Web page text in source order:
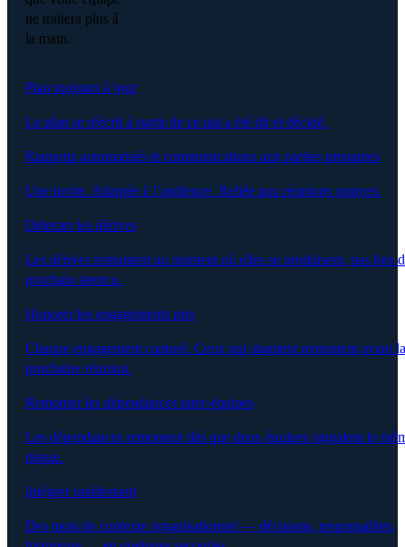
ne traitera plus à
la main.
Plan toujours à jour
Le plan se réécrit à partir de ce qui a été dit et décidé.
Rapports automatisés et communications aux parties prenantes
Une invite. Adaptée à l’audience. Reliée aux réunions sources.
Détecter les dérives
Les dérives remontent au moment où elles se produisent, pas lors
prochain steerco.
Honorer les engagements pris
Chaque engagement capturé. Ceux qui stagnent remontent avant la
prochaine réunion.
Remonter les dépendances inter-équipes
Les dépendances remontent dès que deux équipes signalent le
risque.
Intégrer rapidement
Des mois de contexte organisationnel — décisions, responsables,